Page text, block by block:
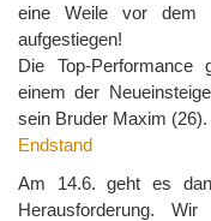
eine Weile vor dem
aufgestiegen!
Die Top-
einem der
sein Bruder Maxim (26).
Endstand
Am 14.6. geht es
Herausforderung.